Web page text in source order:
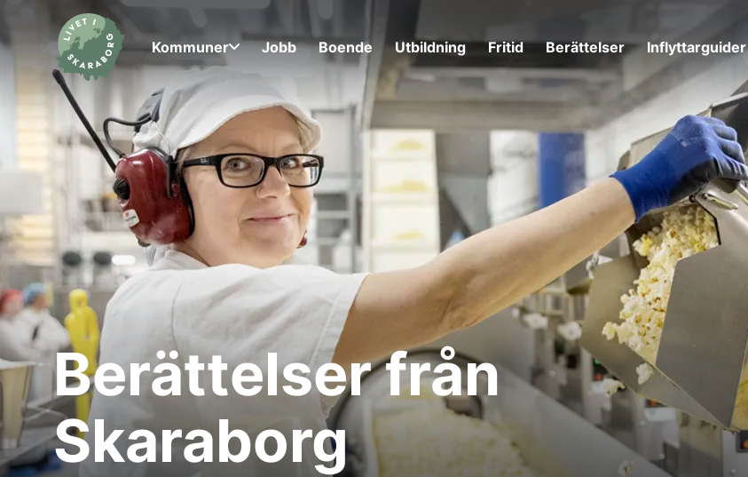
Berättelser från
Skaraborg
Kommuner Jobb Boende Utbildning Fritid Berättelser Inflyttarguider